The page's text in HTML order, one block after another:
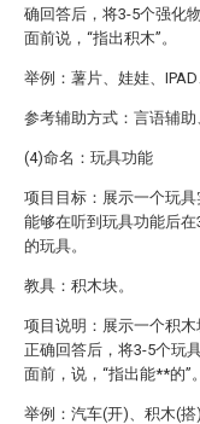
确回答后，将3-5个强化
面前说，“指出积木”。
举例：薯片、娃娃、IPAD
参考辅助方式：言语辅助
(4)命名：玩具功能
项目目标：展示一个玩
能够在听到玩具功能后
的玩具。
教具：积木块。
项目说明：展示一个积
正确回答后，将3-5个玩
面前，说，“指出能**的”。
举例：汽车(开)、积木(搭